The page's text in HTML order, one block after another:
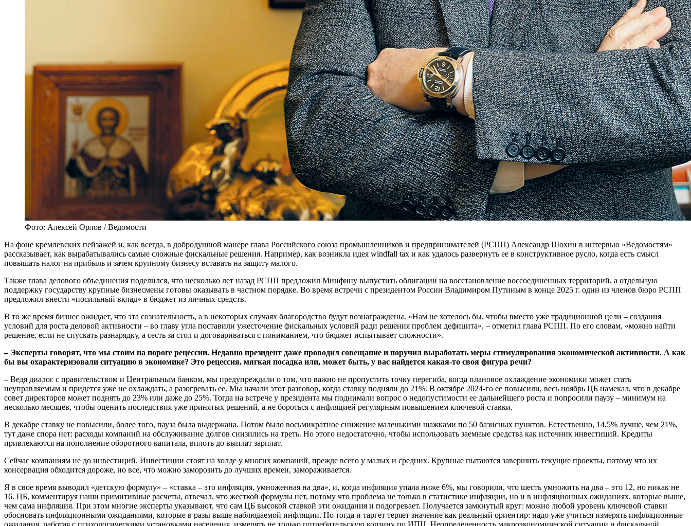
Фото: Алексей Орлов / Ведомости
На фоне кремлевских пейзажей и, как всегда, в добродушной манере глава Российского союза промышленников и предпринимателей (РСПП) Александр Шохин в интервью «Ведомостям»
рассказывает, как вырабатывались самые сложные фискальные решения. Например, как возникла идея windfall tax и как удалось развернуть ее в конструктивное русло, когда есть смысл
повышать налог на прибыль и зачем крупному бизнесу вставать на защиту малого.
Также глава делового объединения поделился, что несколько лет назад РСПП предложил Минфину выпустить облигации на восстановление воссоединенных территорий, а отдельную
поддержку государству крупные бизнесмены готовы оказывать в частном порядке. Во время встречи с президентом России Владимиром Путиным в конце 2025 г. один из членов бюро РСПП
предложил внести «посильный вклад» в бюджет из личных средств.
В то же время бизнес ожидает, что эта сознательность, а в некоторых случаях благородство будут вознаграждены. «Нам не хотелось бы, чтобы вместо уже традиционной цели – создания
условий для роста деловой активности – во главу угла поставили ужесточение фискальных условий ради решения проблем дефицита», – отметил глава РСПП. По его словам, «можно найти
решение, если не спускать разнарядку, а сесть за стол и договариваться с пониманием, что бюджет испытывает сложности».
– Эксперты говорят, что мы стоим на пороге рецессии. Недавно президент даже проводил совещание и поручил выработать меры стимулирования экономической активности. А как
бы вы охарактеризовали ситуацию в экономике? Это рецессия, мягкая посадка или, может быть, у вас найдется какая-то своя фигура речи?
– Ведя диалог с правительством и Центральным банком, мы предупреждали о том, что важно не пропустить точку перегиба, когда плановое охлаждение экономики может стать
неуправляемым и придется уже не охлаждать, а разогревать ее. Мы начали этот разговор, когда ставку подняли до 21%. В октябре 2024-го ее повысили, весь ноябрь ЦБ намекал, что в декабре
совет директоров может поднять до 23% или даже до 25%. Тогда на встрече у президента мы поднимали вопрос о недопустимости ее дальнейшего роста и попросили паузу – минимум на
несколько месяцев, чтобы оценить последствия уже принятых решений, а не бороться с инфляцией регулярным повышением ключевой ставки.
В декабре ставку не повысили, более того, пауза была выдержана. Потом было восьмикратное снижение маленькими шажками по 50 базисных пунктов. Естественно, 14,5% лучше, чем 21%,
тут даже спора нет: расходы компаний на обслуживание долгов снизились на треть. Но этого недостаточно, чтобы использовать заемные средства как источник инвестиций. Кредиты
привлекаются на пополнение оборотного капитала, вплоть до выплат зарплат.
Сейчас компаниям не до инвестиций. Инвестиции стоят на холде у многих компаний, прежде всего у малых и средних. Крупные пытаются завершить текущие проекты, потому что их
консервация обходится дороже, но все, что можно заморозить до лучших времен, замораживается.
Я в свое время выводил «детскую формулу» – «ставка – это инфляция, умноженная на два», и, когда инфляция упала ниже 6%, мы говорили, что шесть умножить на два – это 12, но никак не
16. ЦБ, комментируя наши примитивные расчеты, отвечал, что жесткой формулы нет, потому что проблема не только в статистике инфляции, но и в инфляционных ожиданиях, которые выше,
чем сама инфляция. При этом многие эксперты указывают, что сам ЦБ высокой ставкой эти ожидания и подогревает. Получается замкнутый круг: можно любой уровень ключевой ставки
обосновать инфляционными ожиданиями, которые в разы выше наблюдаемой инфляции. Но тогда и таргет теряет значение как реальный ориентир: надо уже учиться измерять инфляционные